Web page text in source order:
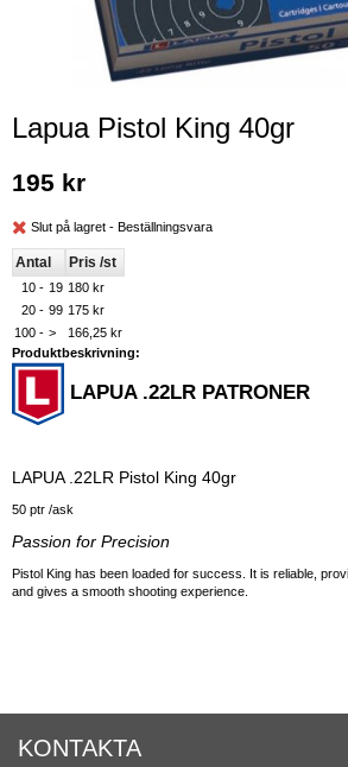
Lapua Pistol King 40gr
195 kr
Slut på lagret - Beställningsvara
Antal Pris /st
10 - 19 180 kr
20 - 99 175 kr
100 - >
166,25 kr
Produktbeskrivning:
LAPUA .22LR PATRONER
LAPUA .22LR Pistol King 40gr
50 ptr /ask
Passion for Precision
Pistol King has been loaded for success. It is reliable,
and gives a smooth shooting experience.
KONTAKTA